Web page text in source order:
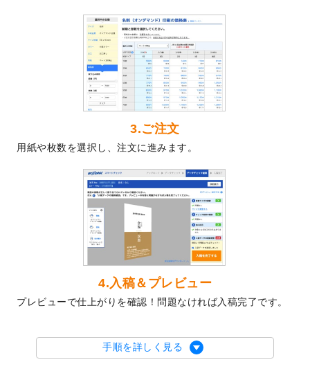
エコノミータイプののぼりが作成できるよ
うになりました！
【新商品】のぼり
が作成できるようになり
ました！
DMのデザインテンプレートを追加しまし
た。
【新商品】ステッカー
なりました！
2024年版4月始まりのカレンダーデザイン
テンプレートを公開いたしました。
2024年辰年の年賀ポスターデザインテンプ
レート
を公開いたしました。
箔押し年賀状のデザインテンプレート
開いたしました。
クリアファイル、封筒、うちわにてオリジ
ナルデザインで作成できるようになりまし
た！
を公開いたしました。
2023/9/1
2024年版1月始まりのカレンダーデザイン
3.ご注文
用紙や枚数を選択し、注文に進みます。
4.入稿＆プレビュー
プレビューで仕上がりを確認！問題なければ入稿完了です。
手順を詳しく見る